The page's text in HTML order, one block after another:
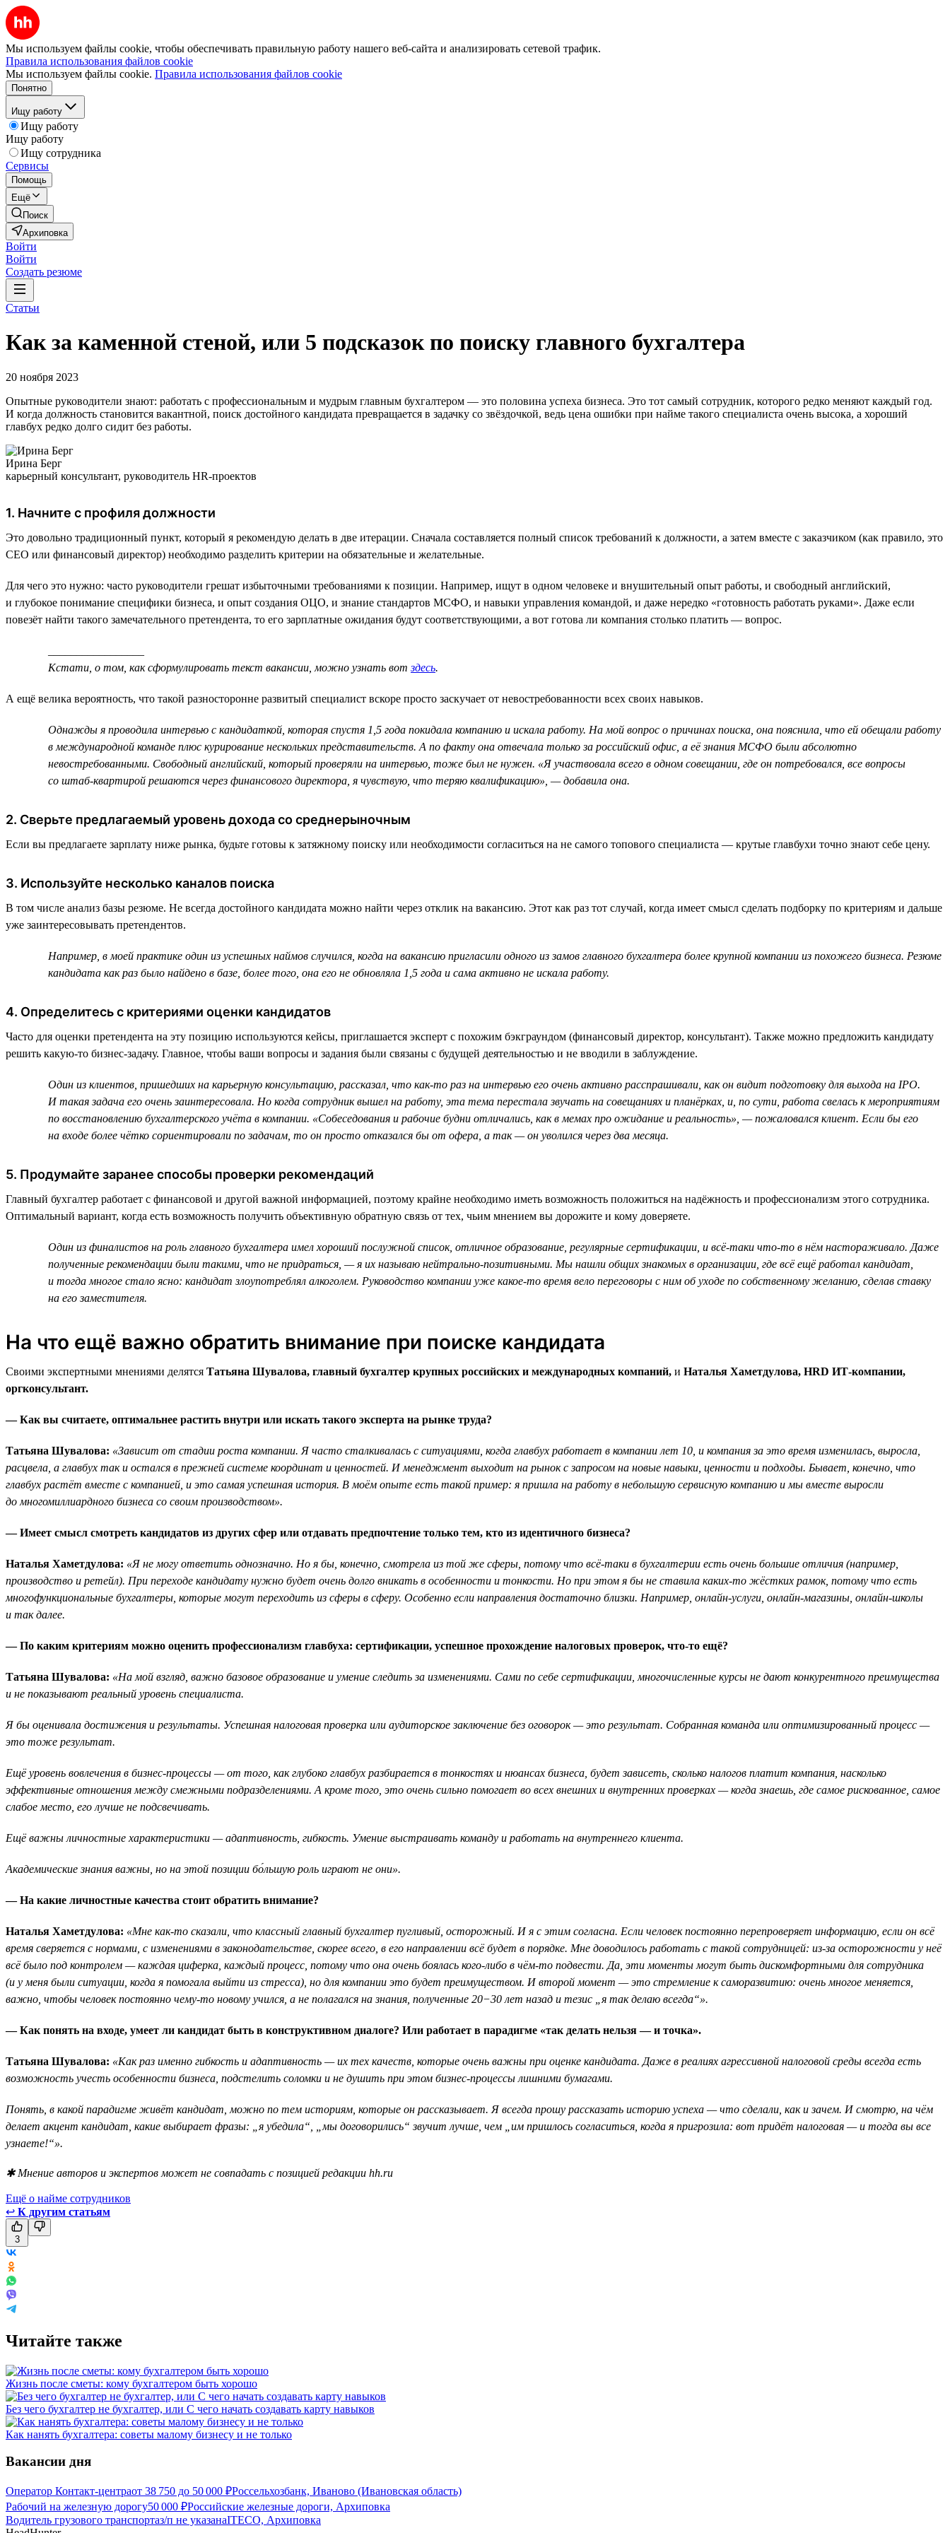
Мы используем файлы cookie, чтобы обеспечивать правильную работу нашего веб-сайта и анализировать сетевой трафик.
Правила использования файлов cookie
Мы используем файлы cookie. Правила использования файлов cookie
Понятно
Ищу работу
Ищу работу
Ищу работу
Ищу сотрудника
Сервисы
Помощь
Ещё
Поиск
Архиповка
Войти
Войти
Создать резюме
Статьи
Как за каменной стеной, или 5 подсказок по поиску главного бухгалтера
20 ноября 2023
Опытные руководители знают: работать с профессиональным и мудрым главным бухгалтером — это половина успеха бизнеса. Это тот самый сотрудник, которого редко меняют каждый год.
И когда должность становится вакантной, поиск достойного кандидата превращается в задачку со звёздочкой, ведь цена ошибки при найме такого специалиста очень высока, а хороший
главбух редко долго сидит без работы.
Ирина Берг
карьерный консультант, руководитель HR-проектов
1. Начните с профиля должности
Это довольно традиционный пункт, который я рекомендую делать в две итерации. Сначала составляется полный список требований к должности, а затем вместе с заказчиком (как правило, это
СЕО или финансовый директор) необходимо разделить критерии на обязательные и желательные.
Для чего это нужно: часто руководители грешат избыточными требованиями к позиции. Например, ищут в одном человеке и внушительный опыт работы, и свободный английский,
и глубокое понимание специфики бизнеса, и опыт создания ОЦО, и знание стандартов МСФО, и навыки управления командой, и даже нередко «готовность работать руками». Даже если
повезёт найти такого замечательного претендента, то его зарплатные ожидания будут соответствующими, а вот готова ли компания столько платить — вопрос.
Кстати, о том, как сформулировать текст вакансии, можно узнать вотздесь.
А ещё велика вероятность, что такой разносторонне развитый специалист вскоре просто заскучает от невостребованности всех своих навыков.
Однажды я проводила интервью с кандидаткой, которая спустя 1,5 года покидала компанию и искала работу. На мой вопрос о причинах поиска, она пояснила, что ей обещали работу
в международной команде плюс курирование нескольких представительств. А по факту она отвечала только за российский офис, а её знания МСФО были абсолютно
невостребованными. Свободный английский, который проверяли на интервью, тоже был не нужен. «Я участвовала всего в одном совещании, где он потребовался, все вопросы
со штаб-квартирой решаются через финансового директора, я чувствую, что теряю квалификацию», — добавила она.
2. Сверьте предлагаемый уровень дохода со среднерыночным
Если вы предлагаете зарплату ниже рынка, будьте готовы к затяжному поиску или необходимости согласиться на не самого топового специалиста — крутые главбухи точно знают себе цену.
3. Используйте несколько каналов поиска
В том числе анализ базы резюме. Не всегда достойного кандидата можно найти через отклик на вакансию. Этот как раз тот случай, когда имеет смысл сделать подборку по критериям и дальше
уже заинтересовывать претендентов.
Например, в моей практике один из успешных наймов случился, когда на вакансию пригласили одного из замов главного бухгалтера более крупной компании из похожего бизнеса. Резюме
кандидата как раз было найдено в базе, более того, она его не обновляла 1,5 года и сама активно не искала работу.
4. Определитесь с критериями оценки кандидатов
Часто для оценки претендента на эту позицию используются кейсы, приглашается эксперт с похожим бэкграундом (финансовый директор, консультант). Также можно предложить кандидату
решить какую-то бизнес-задачу. Главное, чтобы ваши вопросы и задания были связаны с будущей деятельностью и не вводили в заблуждение.
Один из клиентов, пришедших на карьерную консультацию, рассказал, что как-то раз на интервью его очень активно расспрашивали, как он видит подготовку для выхода на IPO.
И такая задача его очень заинтересовала. Но когда сотрудник вышел на работу, эта тема перестала звучать на совещаниях и планёрках, и, по сути, работа свелась к мероприятиям
по восстановлению бухгалтерского учёта в компании. «Собеседования и рабочие будни отличались, как в мемах про ожидание и реальность», — пожаловался клиент. Если бы его
на входе более чётко сориентировали по задачам, то он просто отказался бы от офера, а так — он уволился через два месяца.
5. Продумайте заранее способы проверки рекомендаций
Главный бухгалтер работает с финансовой и другой важной информацией, поэтому крайне необходимо иметь возможность положиться на надёжность и профессионализм этого сотрудника.
Оптимальный вариант, когда есть возможность получить объективную обратную связь от тех, чьим мнением вы дорожите и кому доверяете.
Один из финалистов на роль главного бухгалтера имел хороший послужной список, отличное образование, регулярные сертификации, и всё-таки что-то в нём настораживало. Даже
полученные рекомендации были такими, что не придраться, — я их называю нейтрально-позитивными. Мы нашли общих знакомых в организации, где всё ещё работал кандидат,
и тогда многое стало ясно: кандидат злоупотреблял алкоголем. Руководство компании уже какое-то время вело переговоры с ним об уходе по собственному желанию, сделав ставку
на его заместителя.
На что ещё важно обратить внимание при поиске кандидата
Своими экспертными мнениями делятся Татьяна Шувалова, главный бухгалтер крупных российских и международных компаний, и Наталья Хаметдулова, HRD ИТ-компании,
оргконсультант.
— Как вы считаете, оптимальнее растить внутри или искать такого эксперта на рынке труда?
Татьяна Шувалова: «Зависит от стадии роста компании. Я часто сталкивалась с ситуациями, когда главбух работает в компании лет 10, и компания за это время изменилась, выросла,
расцвела, а главбух так и остался в прежней системе координат и ценностей. И менеджмент выходит на рынок с запросом на новые навыки, ценности и подходы. Бывает, конечно, что
главбух растёт вместе с компанией, и это самая успешная история. В моём опыте есть такой пример: я пришла на работу в небольшую сервисную компанию и мы вместе выросли
до многомиллиардного бизнеса со своим производством».
— Имеет смысл смотреть кандидатов из других сфер или отдавать предпочтение только тем, кто из идентичного бизнеса?
Наталья Хаметдулова: «Я не могу ответить однозначно. Но я бы, конечно, смотрела из той же сферы, потому что всё-таки в бухгалтерии есть очень большие отличия (например,
производство и ретейл). При переходе кандидату нужно будет очень долго вникать в особенности и тонкости. Но при этом я бы не ставила каких-то жёстких рамок, потому что есть
многофункциональные бухгалтеры, которые могут переходить из сферы в сферу. Особенно если направления достаточно близки. Например, онлайн-услуги, онлайн-магазины, онлайн-школы
и так далее.
— По каким критериям можно оценить профессионализм главбуха: сертификации, успешное прохождение налоговых проверок, что-то ещё?
Татьяна Шувалова: «На мой взгляд, важно базовое образование и умение следить за изменениями. Сами по себе сертификации, многочисленные курсы не дают конкурентного преимущества
и не показывают реальный уровень специалиста.
Я бы оценивала достижения и результаты. Успешная налоговая проверка или аудиторское заключение без оговорок — это результат. Собранная команда или оптимизированный процесс —
это тоже результат.
Ещё уровень вовлечения в бизнес-процессы — от того, как глубоко главбух разбирается в тонкостях и нюансах бизнеса, будет зависеть, сколько налогов платит компания, насколько
эффективные отношения между смежными подразделениями. А кроме того, это очень сильно помогает во всех внешних и внутренних проверках — когда знаешь, где самое рискованное, самое
слабое место, его лучше не подсвечивать.
Ещё важны личностные характеристики — адаптивность, гибкость. Умение выстраивать команду и работать на внутреннего клиента.
Академические знания важны, но на этой позиции бо́льшую роль играют не они».
— На какие личностные качества стоит обратить внимание?
Наталья Хаметдулова: «Мне как-то сказали, что классный главный бухгалтер пугливый, осторожный. И я с этим согласна. Если человек постоянно перепроверяет информацию, если он всё
время сверяется с нормами, с изменениями в законодательстве, скорее всего, в его направлении всё будет в порядке. Мне доводилось работать с такой сотрудницей: из-за осторожности у неё
всё было под контролем — каждая циферка, каждый процесс, потому что она очень боялась кого-либо в чём-то подвести. Да, эти моменты могут быть дискомфортными для сотрудника
(и у меня были ситуации, когда я помогала выйти из стресса), но для компании это будет преимуществом. И второй момент — это стремление к саморазвитию: очень многое меняется,
важно, чтобы человек постоянно чему-то новому учился, а не полагался на знания, полученные 20−30 лет назад и тезис „я так делаю всегда“».
— Как понять на входе, умеет ли кандидат быть в конструктивном диалоге? Или работает в парадигме «так делать нельзя — и точка».
Татьяна Шувалова: «Как раз именно гибкость и адаптивность — их тех качеств, которые очень важны при оценке кандидата. Даже в реалиях агрессивной налоговой среды всегда есть
возможность учесть особенности бизнеса, подстелить соломки и не душить при этом бизнес-процессы лишними бумагами.
Понять, в какой парадигме живёт кандидат, можно по тем историям, которые он рассказывает. Я всегда прошу рассказать историю успеха — что сделали, как и зачем. И смотрю, на чём
делает акцент кандидат, какие выбирает фразы: „я убедила“, „мы договорились“ звучит лучше, чем „им пришлось согласиться, когда я пригрозила: вот придёт налоговая — и тогда вы все
узнаете!“».
✱ Мнение авторов и экспертов может не совпадать с позицией редакции hh.ru
Ещё о найме сотрудников
↩ К другим статьям
3
Читайте также
Жизнь после сметы: кому бухгалтером быть хорошо
Без чего бухгалтер не бухгалтер, или С чего начать создавать карту навыков
Как нанять бухгалтера: советы малому бизнесу и не только
Вакансии дня
Оператор Контакт-центраот 38 750 до 50 000 ₽Россельхозбанк, Иваново (Ивановская область)
Рабочий на железную дорогу50 000 ₽Российские железные дороги, Архиповка
Водитель грузового транспортаз/п не указанаITECO, Архиповка